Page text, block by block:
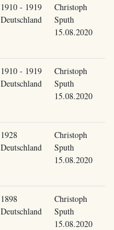
1910 - 1919
Deutschland
Christoph
Sputh
15.08.2020
1910 - 1919
Deutschland
Christoph
Sputh
15.08.2020
1928
Deutschland
Christoph
Sputh
15.08.2020
1898
Deutschland
Christoph
Sputh
15.08.2020